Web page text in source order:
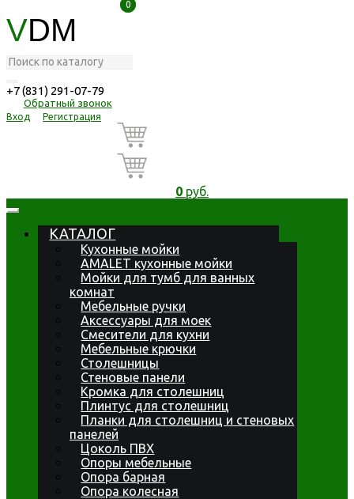
VDM
+7 (831) 291-07-79
Обратный звонок
Вход Регистрация
0
0
0руб.
КАТАЛОГ
Кухонные мойки
AMALET кухонные мойки
Мойки для тумб для ванных
комнат
Мебельные ручки
Аксессуары для моек
Смесители для кухни
Мебельные крючки
Столешницы
Стеновые панели
Кромка для столешниц
Плинтус для столешниц
Планки для столешниц и стеновых
панелей
Цоколь ПВХ
Опоры мебельные
Опора барная
Опора колесная